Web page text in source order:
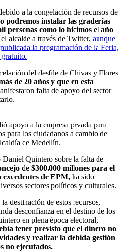
a la congelación de recursos de
podremos instalar las graderías
personas como lo hicimos el año
alcalde a través de Twitter, aunque
la programación de la Feria,
gratuito.
del desfile de Chivas y Flores
de 20 años y que en esta
falta de apoyo del sector
apoyo a la empresa prvada para
para los ciudadanos a cambio de
de Medellín.
Daniel Quintero sobre la falta de
de $300.000 millones para el
de EPM, ha sido
sectores políticos y culturales.
destinación de estos recursos,
desconfianza en el destino de los
en plena época electoral,
tener previsto que el dinero no
y realizar la debida gestión
no ejecutados.